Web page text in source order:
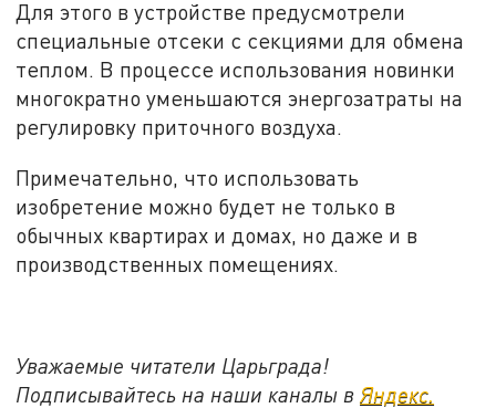
Для этого в устройстве предусмотрели
специальные отсеки с секциями для обмена
теплом. В процессе использования новинки
многократно уменьшаются энергозатраты на
регулировку приточного воздуха.
Примечательно, что использовать
изобретение можно будет не только в
обычных квартирах и домах, но даже и в
производственных помещениях.
Уважаемые читатели Царьграда!
Подписывайтесь на наши каналы в Яндекс.